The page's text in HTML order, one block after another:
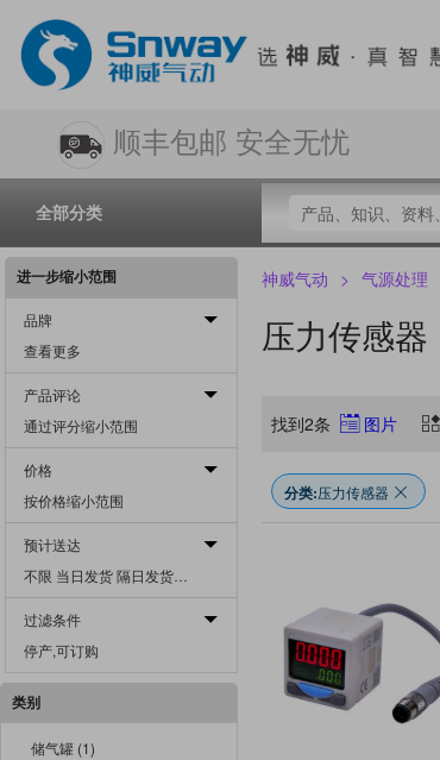
顺丰包邮 安全无忧
全部分类
进一步缩小范围
品牌
查看更多
产品评论
通过评分缩小范围
价格
按价格缩小范围
预计送达
过滤条件
停产,可订购
类别
储气罐 (1)
神威气动 > 气源处理
压力传感器
找到2条 图片
分类:压力传感器